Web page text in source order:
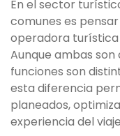
En el sector
comunes es
operadora turística
Aunque ambas son
funciones son
esta diferencia
planeados,
experiencia del